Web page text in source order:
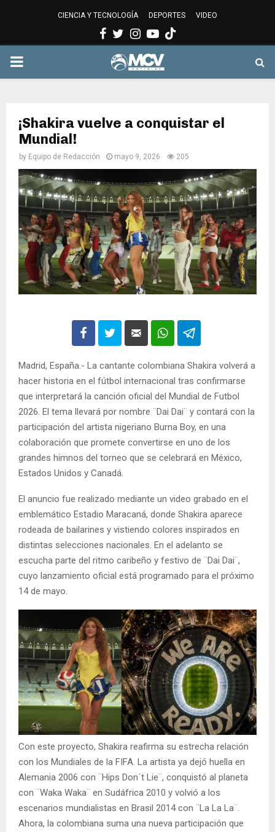
CIENCIA Y TECNOLOGÍA DEPORTES VIDEO
Facebook
Twitter
Instagram
Youtube
PRIMARY
¡Shakira vuelve a conquistar el
Mundial!
by Equipo de Redacción mayo 9, 2026 205
Madrid, España.- La cantante colombiana Shakira volverá a
hacer historia en el fútbol internacional tras confirmarse
que interpretará la canción oficial del Mundial de Futbol
2026. El tema llevará por nombre ¨Dai Dai¨ y contará con la
participación del artista nigeriano Burna Boy, en una
colaboración que promete convertirse en uno de los
grandes himnos del torneo que se celebrará en México,
Estados Unidos y Canadá.
El anuncio fue realizado mediante un video grabado en el
emblemático Estadio Maracaná, donde Shakira aparece
rodeada de bailarines y vistiendo colores inspirados en
distintas selecciones nacionales. En el adelanto se
escucha parte del ritmo caribeño y festivo de ¨Dai Dai¨,
cuyo lanzamiento oficial está programado para el próximo
14 de mayo.
Con este proyecto, Shakira reafirma su estrecha relación
con los Mundiales de la FIFA. La artista ya dejó huella en
Alemania 2006 con ¨Hips Don´t Lie¨, conquistó al planeta
con ¨Waka Waka¨ en Sudáfrica 2010 y volvió a los
escenarios mundialistas en Brasil 2014 con ¨La La La¨.
Ahora, la colombiana suma una nueva participación que